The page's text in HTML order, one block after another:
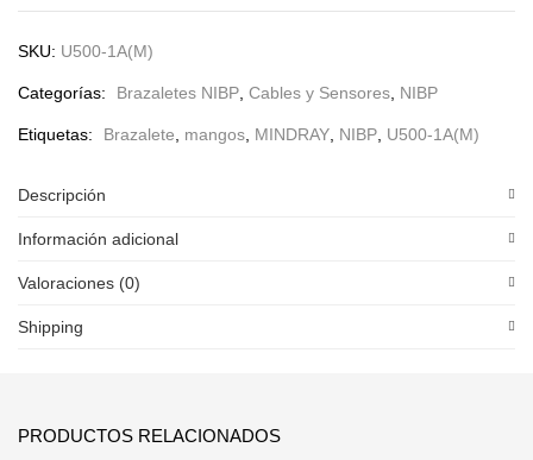
SKU: U500-1A(M)
Categorías: Brazaletes NIBP Cables y Sensores NIBP
Etiquetas: Brazalete mangos MINDRAY NIBP U500-1A(M)
Descripción
Información adicional
Valoraciones (0)
Shipping
PRODUCTOS RELACIONADOS